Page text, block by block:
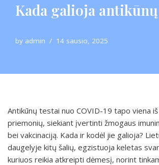
Kada galioja antikūnų
by admin 14 sausio, 2025
Antikūnų testai nuo COVID-19 tapo viena
priemonių, siekiant įvertinti žmogaus
bei vakcinaciją. Kada ir kodėl jie galioja?
daugelyje kitų šalių, egzistuoja keletas
kuriuos reikia atkreipti dėmesį, norint